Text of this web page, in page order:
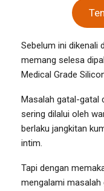
Sebelum ini dikenali
memang selesa
Medical Grade
Masalah gatal-gatal
sering dilalui oleh
berlaku jangkitan
intim.
Tapi dengan
mengalami masalah